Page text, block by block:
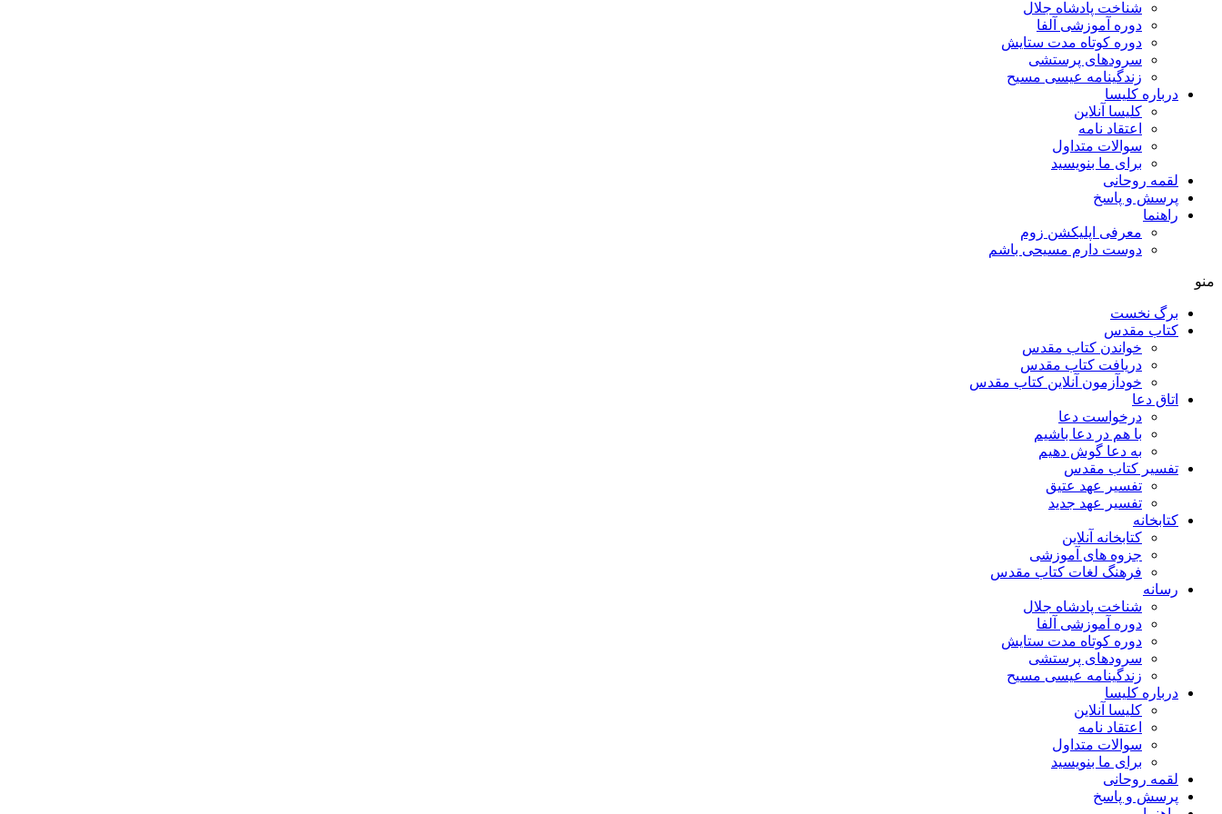
شناخت پادشاه جلال
دوره آموزشی آلفا
دوره کوتاه مدت ستایش
سرودهای پرستشی
زندگینامه عیسی مسیح
درباره کلیسا
کلیسا آنلاین
اعتقاد نامه
سوالات متداول
برای ما بنویسید
لقمه روحانی
پرسش و پاسخ
راهنما
معرفی اپلیکشن زوم
دوست دارم مسیحی باشم
منو
برگ نخست
کتاب مقدس
خواندن کتاب مقدس
دریافت کتاب مقدس
خودآزمون آنلاین کتاب مقدس
اتاق دعا
درخواست دعا
با هم در دعا باشیم
به دعا گوش دهیم
تفسیر کتاب مقدس
تفسیر عهد عتیق
تفسیر عهد جدید
کتابخانه
کتابخانه آنلاین
جزوه های آموزشی
فرهنگ لغات کتاب مقدس
رسانه
شناخت پادشاه جلال
دوره آموزشی آلفا
دوره کوتاه مدت ستایش
سرودهای پرستشی
زندگینامه عیسی مسیح
درباره کلیسا
کلیسا آنلاین
اعتقاد نامه
سوالات متداول
برای ما بنویسید
لقمه روحانی
پرسش و پاسخ